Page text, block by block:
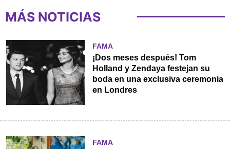
MÁS NOTICIAS
FAMA
¡Dos meses después! Tom
Holland y Zendaya festejan su
boda en una exclusiva ceremonia
en Londres
FAMA